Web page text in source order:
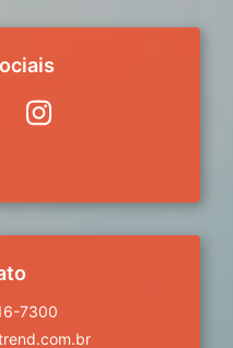
7300